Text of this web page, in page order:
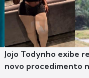
Jojo Todynho exibe
novo procedimento